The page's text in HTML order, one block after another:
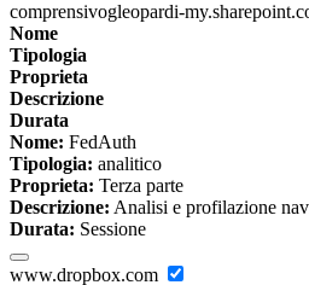
comprensivogleopardi-
Nome
Tipologia
Proprieta
Descrizione
Durata
Nome: FedAuth
Tipologia: analitico
Proprieta: Terza parte
Descrizione: Analisi e profilazione
Durata: Sessione
www.dropbox.com